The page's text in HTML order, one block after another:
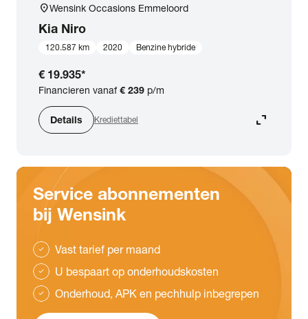
location_onWensink Occasions Emmeloord
Kia Niro
120.587 km 2020 Benzine hybride
€ 19.935*
Financieren vanaf€ 239 p/m
Details Krediettabel expand_content
Service abonnementen
bij Wensink
check Vast tarief per maand
check U bespaart op onderhoudskosten
check Onderhoud, APK en pechhulp inbegrepen